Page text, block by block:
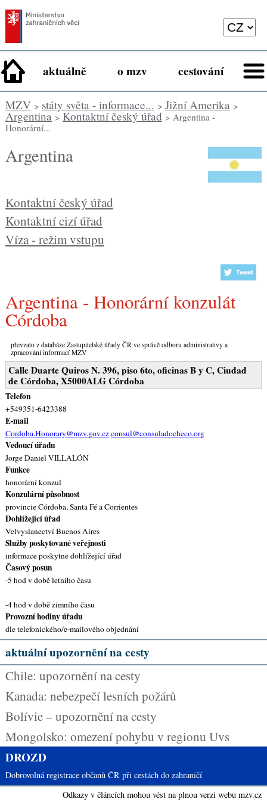
aktuálně o mzv cestování
MZV> státy světa - informace... > Jižní Amerika>
Argentina> Kontaktní český úřad > Argentina -
Honorární...
Argentina
Kontaktní český úřad
Kontaktní cizí úřad
Víza - režim vstupu
Argentina - Honorární konzulát
Córdoba
převzato z databáze Zastupitelské úřady ČR ve správě odboru administrativy a
zpracování informací MZV
Calle Duarte Quiros N. 396, piso 6to, oficinas B y C, Ciudad
de Córdoba, X5000ALG Córdoba
Telefon
+549351-6423388
E-mail
Cordoba.Honorary@mzv.gov.czconsul@consuladocheco.org
Vedoucí úřadu
Jorge Daniel VILLALÓN
Funkce
honorární konzul
Konzulární působnost
provincie Córdoba, Santa Fé a Corrientes
Dohlížející úřad
Velvyslanectví Buenos Aires
Služby poskytované veřejnosti
informace poskytne dohlížející úřad
Časový posun
-5 hod v době letního času
-4 hod v době zimního času
Provozní hodiny úřadu
dle telefonického/e-mailového objednání
aktuální upozornění na cesty
Chile: upozornění na cesty
Kanada: nebezpečí lesních požárů
Bolívie – upozornění na cesty
Mongolsko: omezení pohybu v regionu Uvs
DROZD
Dobrovolná registrace občanů ČR při cestách do zahraničí
Odkazy v článcích mohou vést na plnou verzi webu mzv.cz